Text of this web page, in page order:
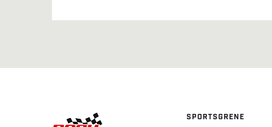
SPORTSGRENE